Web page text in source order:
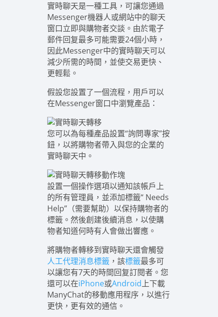
實時聊天是一種工具，可讓您通過
Messenger機器人或網站中的聊天
窗口立即與購物者交談。由於電子
郵件回复最多可能需要24個小時，
因此Messenger中的實時聊天可以
減少所需的時間，並使交易更快、
更輕鬆。
假設您設置了一個流程，用戶可以
在Messenger窗口中瀏覽產品：
您可以為每種產品設置“詢問專家”按
鈕，以將購物者帶入與您的企業的
實時聊天中。
設置一個操作選項以通知該帳戶上
的所有管理員，並添加標籤“ Needs
Help”（需要幫助）以保持購物者的
標籤。然後創建後續消息，以使購
物者知道何時有人會做出響應。
將購物者轉移到實時聊天還會觸發
人工代理消息標籤，該標籤最多可
以讓您有7天的時間回复訂閱者。您
還可以在iPhone或Android上下載
ManyChat的移動應用程序，以進行
更快，更有效的通信。